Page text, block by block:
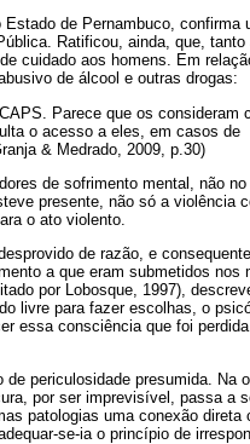
de Pernambuco, confirma
Ratificou, ainda, que,
cuidado aos homens. Em
de álcool e outras drogas:
Parece que os consideram
o acesso a eles, em casos de
& Medrado, 2009, p.30)
de sofrimento mental, não
presente, não só a violência
o ato violento.
de razão, e
a que eram submetidos nos
por Lobosque, 1997),
livre para fazer escolhas, o
essa consciência que foi
periculosidade presumida. Na
por ser imprevisível, passa a
patologias uma conexão direta
se-ia o princípio de